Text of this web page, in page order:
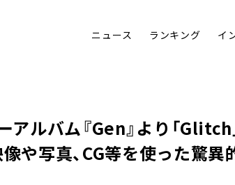
ニュース ランキング イ
アルバム『Gen』より「Glitch
や写真、CG等を使った驚異